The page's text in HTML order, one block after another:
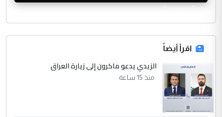
CurrencyRate
اقرأ أيضاً
الزيدي يدعو ماكرون إلى زيارة العراق
منذ 15 ساعة